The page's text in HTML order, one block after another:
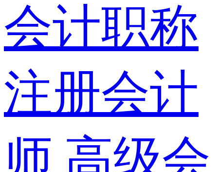
会计职称
注册会计
师 高级会